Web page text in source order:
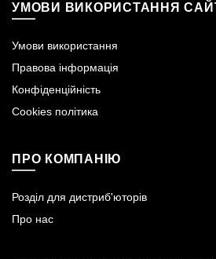
УМОВИ ВИКОРИСТАННЯ
Умови використання
Правова інформація
Конфіденційність
Cookies політика
ПРО КОМПАНІЮ
Розділ для дистриб'юторів
Про нас